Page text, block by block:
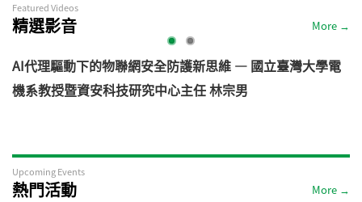
Featured Videos
精選影音 More →
AI代理驅動下的物聯網安全防護新思維 — 國立臺灣大學電
機系教授暨資安科技研究中心主任 林宗男
Upcoming Events
熱門活動 More →